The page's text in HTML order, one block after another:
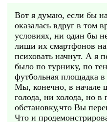
Вот я думаю, если бы
оказалась вдруг в том
условиях, ни один бы
лиши их смартфонов
психовать начнут. А я
было по турнику, по
футбольная площадка
Мы, конечно, в начале
голода, ни холода, но
обстановку,что Вы
Что и